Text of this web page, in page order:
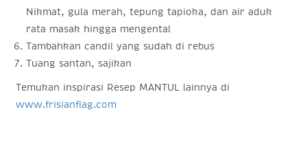
Nikmat, gula merah, tepung tapioka, dan air aduk
rata masak hingga mengental
Tambahkan candil yang sudah di rebus
Tuang santan, sajikan
Temukan inspirasi Resep MANTUL lainnya di
www.frisianflag.com